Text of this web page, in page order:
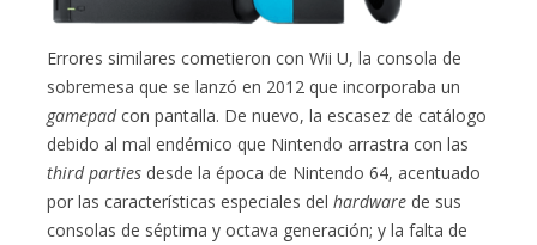
Errores similares cometieron con Wii U, la consola de
sobremesa que se lanzó en 2012 que incorporaba un
gamepadcon pantalla. De nuevo, la escasez de catálogo
debido al mal endémico que Nintendo arrastra con las
third parties desde la época de Nintendo 64, acentuado
por las características especiales delhardware de sus
consolas de séptima y octava generación; y la falta de